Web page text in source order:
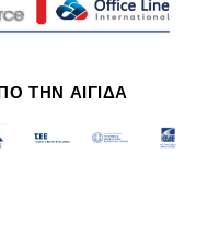
ΤΗΝ ΑΙΓΙΔΑ